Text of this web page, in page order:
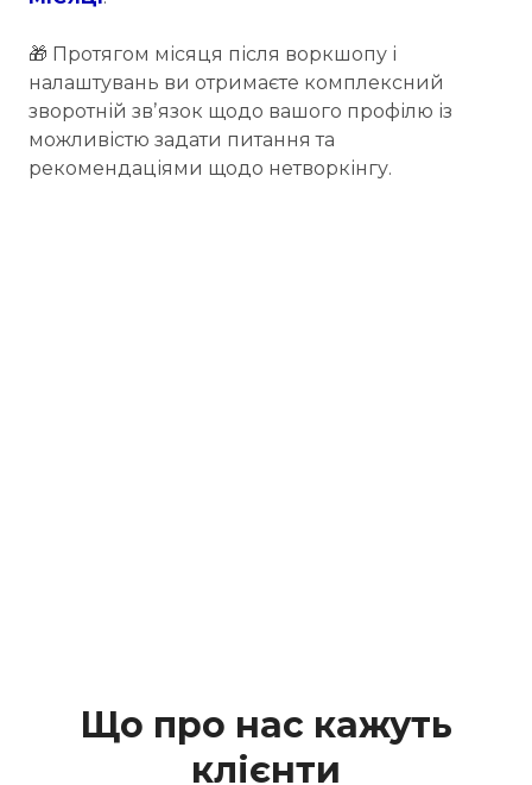
🎁 Протягом місяця після воркшопу і
налаштувань ви отримаєте комплексний
зворотній звʼязок щодо вашого профілю із
можливістю задати питання та
рекомендаціями щодо нетворкінгу.
Що про нас кажуть
клієнти